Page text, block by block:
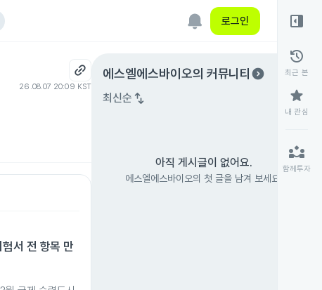
로그인
26.08.07 20:09 KST
서 전 항목 만
에스엘에스바이오의 커뮤니티 expand_circle_right
최신순 swap_vert
아직 게시글이 없어요.
에스엘에스바이오의 첫 글을 남겨 보세요.
right_panel_open
history
최근 본
star
내 관심
partner_exchange
함께투자